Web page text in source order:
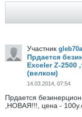
Участник
Прдается
Exceler Z-2500
(велком)
14.03.2014, 07:54
Прдается
,НОВАЯ!!!, цена -